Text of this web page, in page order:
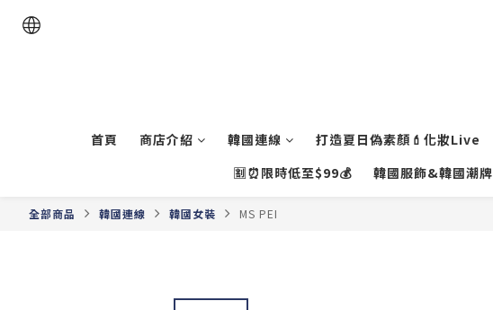
首頁 商店介紹 韓國連線 打造夏日偽素顏💄化妝Live
🈹⏰限時低至$99💰
韓國服飾&韓國潮牌
全部商品 韓國連線 韓國女裝 MS PEI